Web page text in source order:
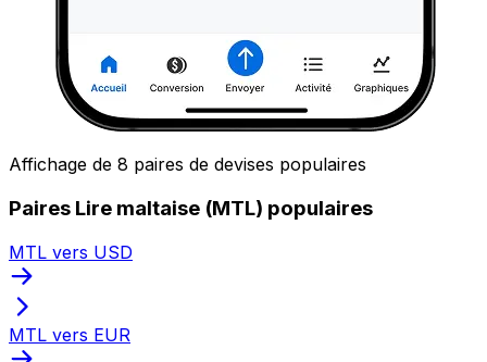
Affichage de 8 paires de devises populaires
Paires Lire maltaise (MTL) populaires
MTL vers USD
MTL vers EUR